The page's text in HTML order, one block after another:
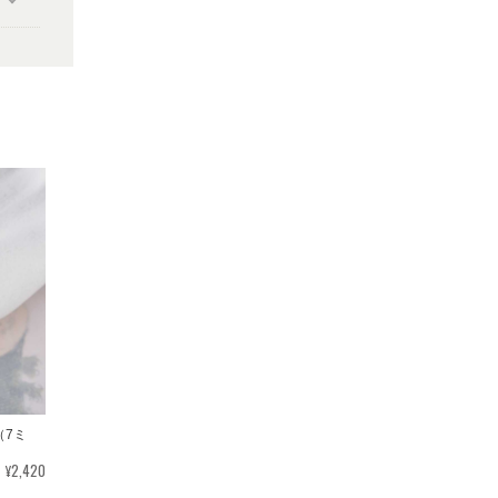
ミ
¥2,420